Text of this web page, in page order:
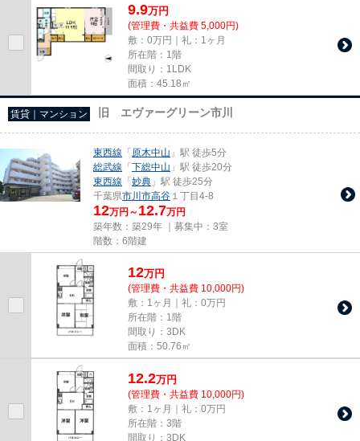
9.9万円
(管理費・共益費 5,000円)
敷：0万円｜礼：1ヶ月
所在階：1階
間取り：1LDK
面積：45.18㎡
賃貸｜マンション 旧 エヴァーグリーン市川
東西線 「原木中山 」駅 徒歩5分
総武線 「下総中山 」駅 徒歩20分
東西線 「妙典 」駅 徒歩25分
千葉県市川市高谷 １丁目4-8
12万円～ 12.7万円
築年数：築29年 ｜募集中： 3室
階数：6階建
12万円
(管理費・共益費 10,000円)
敷：1ヶ月｜礼：0万円
所在階：1階
間取り：3DK
面積：50.76㎡
12.2万円
(管理費・共益費 10,000円)
敷：1ヶ月｜礼：0万円
所在階：3階
間取り：3DK